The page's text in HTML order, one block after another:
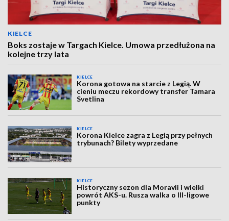
KIELCE
Boks zostaje w Targach Kielce. Umowa przedłużona na
kolejne trzy lata
KIELCE
Korona gotowa na starcie z Legią. W
cieniu meczu rekordowy transfer Tamara
Svetlina
KIELCE
Korona Kielce zagra z Legią przy pełnych
trybunach? Bilety wyprzedane
KIELCE
Historyczny sezon dla Moravii i wielki
powrót AKS-u. Rusza walka o III-ligowe
punkty